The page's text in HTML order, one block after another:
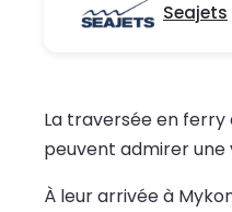
Seajets
La traversée en ferry
peuvent admirer une
À leur arrivée à